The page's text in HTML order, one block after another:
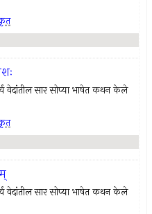
वेदांतील सार सोप्या भाषेत कथन केले
वेदांतील सार सोप्या भाषेत कथन केले